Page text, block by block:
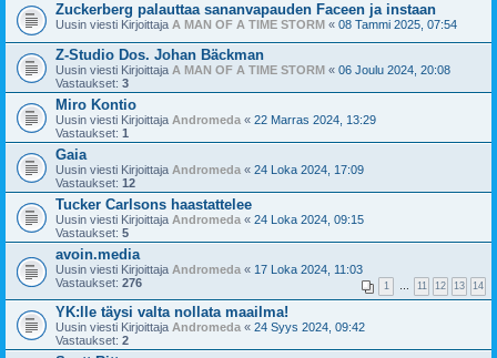
Zuckerberg palauttaa sananvapauden Faceen ja instaan
Uusin viesti Kirjoittaja A MAN OF A TIME STORM « 08 Tammi 2025, 07:54
Z-Studio Dos. Johan Bäckman
Uusin viesti Kirjoittaja A MAN OF A TIME STORM « 06 Joulu 2024, 20:08
Vastaukset: 3
Miro Kontio
Uusin viesti Kirjoittaja Andromeda « 22 Marras 2024, 13:29
Vastaukset: 1
Gaia
Uusin viesti Kirjoittaja Andromeda « 24 Loka 2024, 17:09
Vastaukset: 12
Tucker Carlsons haastattelee
Uusin viesti Kirjoittaja Andromeda « 24 Loka 2024, 09:15
Vastaukset: 5
avoin.media
Uusin viesti Kirjoittaja Andromeda « 17 Loka 2024, 11:03
Vastaukset: 276 1 … 11 12 13 14
YK:lle täysi valta nollata maailma!
Uusin viesti Kirjoittaja Andromeda « 24 Syys 2024, 09:42
Vastaukset: 2